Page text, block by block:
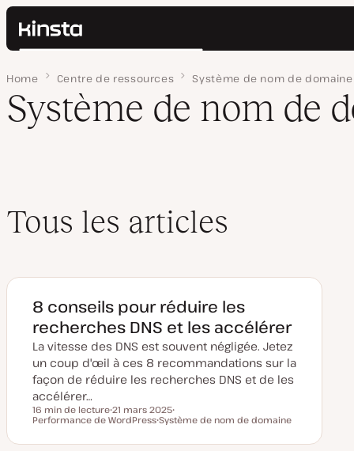
Kinsta®
Solutions
Prix
Ressources
Rechercher
Connexion
Home Centre de ressources Système de nom de domaine
Page 4
Système de nom de
Tous les articles
8 conseils pour réduire les
recherches DNS et les accélérer
La vitesse des DNS est souvent négligée. Jetez
un coup d'œil à ces 8 recommandations sur la
façon de réduire les recherches DNS et de les
accélérer…
Temps de lecture
16 min de lecture
D
21 mars 2025
S
Performance de WordPress Système de nom de domaine